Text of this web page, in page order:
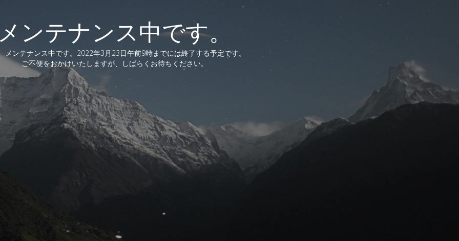
ンテナンス中です。
メンテナンス中です。2022年3月23日午前9時までには終了する予定です。
ご不便をおかけいたしますが、しばらくお待ちください。